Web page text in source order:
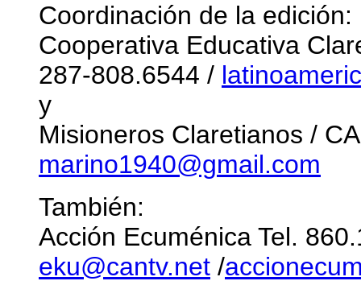
Coordinación de la edición:
Cooperativa Educativa
287-808.6544 /
y
Misioneros Claretianos /
marino1940@gmail.com
También:
Acción Ecuménica Tel.
eku@cantv.net /